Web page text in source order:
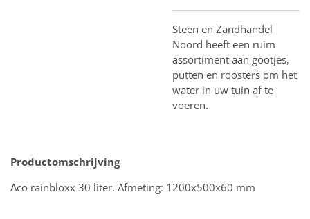
Steen en Zandhandel
Noord heeft een ruim
assortiment aan gootjes,
putten en roosters om het
water in uw tuin af te
voeren.
Productomschrijving
Aco rainbloxx 30 liter. Afmeting: 1200x500x60 mm